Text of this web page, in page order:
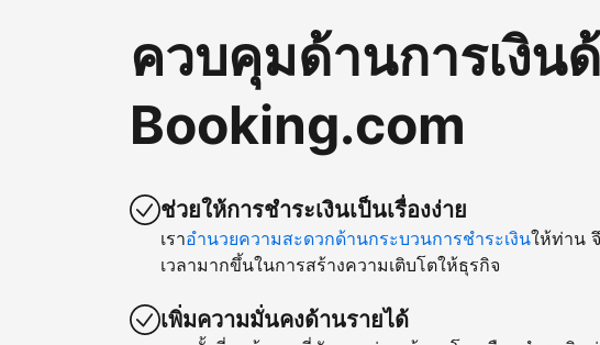
ควบคุมด้านการเงิน
Booking.com
ช่วยให้การชำระเงินเป็นเรื่องง่าย
เราอำนวยความสะดวกด้านกระบวนการชำระเงินให้ท่าน
เวลามากขึ้นในการสร้างความเติบโตให้ธุรกิจ
เพิ่มความมั่นคงด้านรายได้